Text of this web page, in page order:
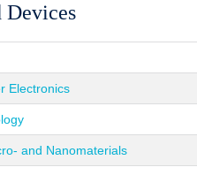
Devices
Electronics
and Nanomaterials